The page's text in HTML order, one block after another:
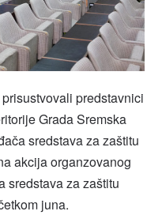
predstavnici
Grada Sremska
sredstava za zaštitu
akcija organzovanog
sredstava za zaštitu
juna.